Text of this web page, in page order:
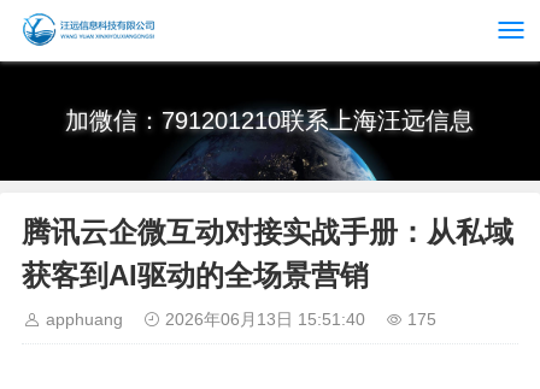
加微信：791201210联系上海汪远信息
腾讯云企微互动对接实战手册：从私域
获客到AI驱动的全场景营销
apphuang 2026年06月13日 15:51:40 175